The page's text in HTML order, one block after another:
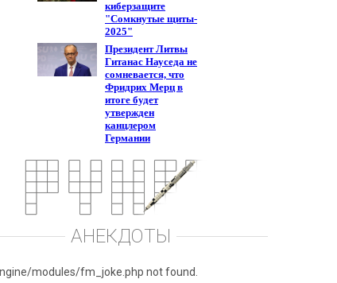
АНЕКДОТЫ
modules/fm_joke.php not found.